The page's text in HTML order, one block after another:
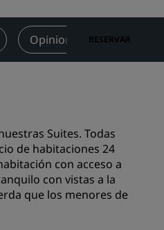
negocios
el centro de la ciudad
Radisson Rewards
los puntos
Opiniones Puntos
RESERVAR
Suites. Todas
de habitaciones 24
con acceso a
con vistas a la
que los menores de